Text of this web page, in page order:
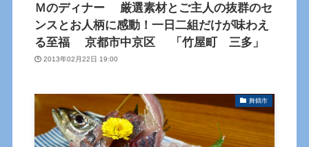
Ｍのディナー 厳選素材とご主人の抜群のセ
ンスとお人柄に感動！一日二組だけが味わえ
る至福 京都市中京区 「竹屋町 三多」
2013年02月22日 19:00
舞鶴市